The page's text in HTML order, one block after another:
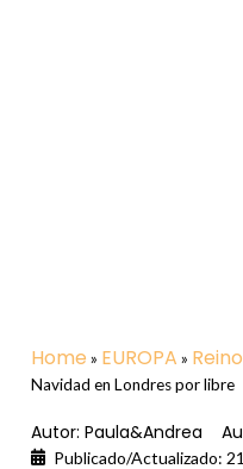
Home » EUROPA »
Navidad en Londres por libre
Autor: Paula&Andrea
Publicado/Actualizado: